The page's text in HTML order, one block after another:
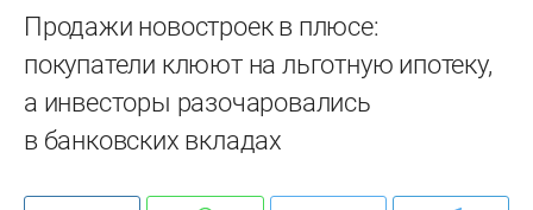
Продажи новостроек в плюсе:
покупатели клюют на льготную ипотеку,
а инвесторы разочаровались
в банковских вкладах